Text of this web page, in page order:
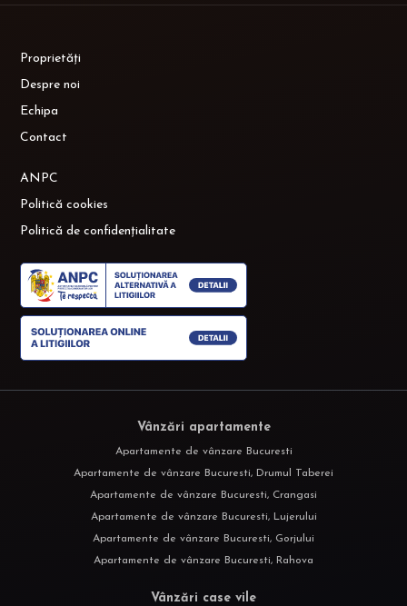
Proprietăți
Despre noi
Echipa
Contact
ANPC
Politică cookies
Politică de confidențialitate
Vânzări apartamente
Apartamente de vânzare Bucuresti
Apartamente de vânzare Bucuresti, Drumul Taberei
Apartamente de vânzare Bucuresti, Crangasi
Apartamente de vânzare Bucuresti, Lujerului
Apartamente de vânzare Bucuresti, Gorjului
Apartamente de vânzare Bucuresti, Rahova
Vânzări case vile